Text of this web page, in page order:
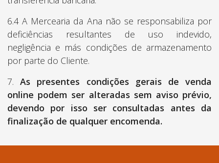
6.4 A Mercearia da Ana não se responsabiliza por
deficiências resultantes de uso indevido,
negligência e más condições de armazenamento
por parte do Cliente.
7.As presentes condições gerais de venda
online podem ser alteradas sem aviso prévio,
devendo por isso ser consultadas antes da
finalização de qualquer encomenda.